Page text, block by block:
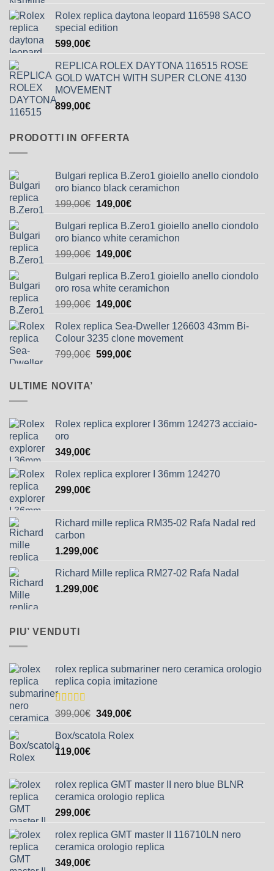
Rolex replica daytona leopard 116598 SACO
special edition
599,00€
REPLICA ROLEX DAYTONA 116515 ROSE
GOLD WATCH WITH SUPER CLONE 4130
MOVEMENT
899,00€
PRODOTTI IN OFFERTA
Bulgari replica B.Zero1 gioiello anello ciondolo
oro bianco black ceramichon
199,00€ 149,00€
Bulgari replica B.Zero1 gioiello anello ciondolo
oro bianco white ceramichon
199,00€ 149,00€
Bulgari replica B.Zero1 gioiello anello ciondolo
oro rosa white ceramichon
199,00€ 149,00€
Rolex replica Sea-Dweller 126603 43mm Bi-
Colour 3235 clone movement
799,00€ 599,00€
ULTIME NOVITA’
Rolex replica explorer I 36mm 124273 acciaio-
oro
349,00€
Rolex replica explorer I 36mm 124270
299,00€
Richard mille replica RM35-02 Rafa Nadal red
carbon
1.299,00€
Richard Mille replica RM27-02 Rafa Nadal
1.299,00€
PIU’ VENDUTI
rolex replica submariner nero ceramica orologio
replica copia imitazione
Valutato
su 5
399,00€ 349,00€
Box/scatola Rolex
119,00€
rolex replica GMT master II nero blue BLNR
ceramica orologio replica
299,00€
rolex replica GMT master II 116710LN nero
ceramica orologio replica
349,00€